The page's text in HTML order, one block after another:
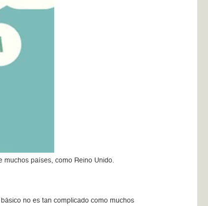
países, como Reino Unido.
no es tan complicado como muchos